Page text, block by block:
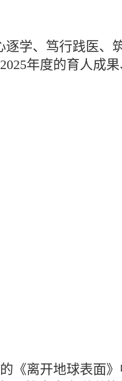
学、笃行践医、
年度的育人成
《离开地球表面